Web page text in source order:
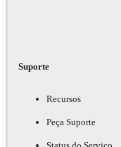
Suporte
Recursos
Peça Suporte